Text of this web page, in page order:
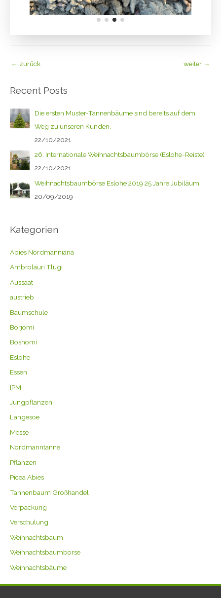
← zurück weiter →
Recent Posts
Die ersten Muster-Tannenbäume sind bereits auf dem
Weg zu unseren Kunden.
22/10/2021
26. Internationale Weihnachtsbaumbörse (Eslohe-Reiste)
22/10/2021
Weihnachtsbaumbörse Eslohe 2019 25 Jahre Jubiläum
20/09/2019
Kategorien
Abies Nordmanniana
Ambrolauri Tlugi
Aussaat
austrieb
Baumschule
Borjomi
Boshomi
Eslohe
Essen
IPM
Jungpflanzen
Langesoe
Messe
Nordmanntanne
Pflanzen
Picea Abies
Tannenbaum Großhandel
Verpackung
Verschulung
Weihnachtsbaum
Weihnachtsbaumbörse
Weihnachtsbäume